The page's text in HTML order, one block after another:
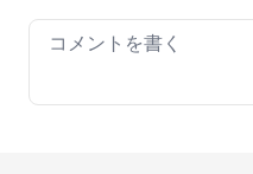
Your comment